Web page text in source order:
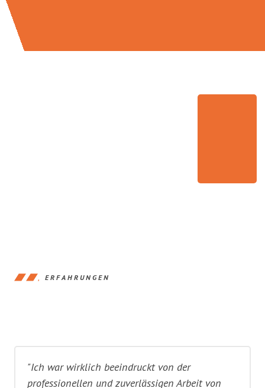
ERFAHRUNGEN
"Ich war wirklich beeindruckt von der
professionellen und zuverlässigen Arbeit von